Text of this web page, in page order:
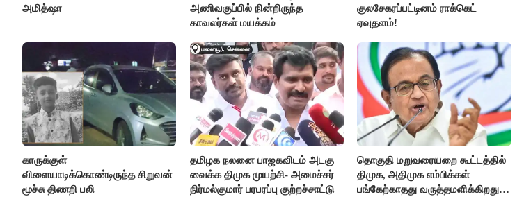
அமித்ஷா
அணிவகுப்பில் நின்றிருந்த
காவலர்கள் மயக்கம்
குலசேகரப்பட்டினம் ராக்கெட்
ஏவுதளம்!
காருக்குள்
விளையாடிக்கொண்டிருந்த சிறுவன்
மூச்சு திணறி பலி
தமிழக நலனை பாஜகவிடம் அடகு
வைக்க திமுக முயற்சி- அமைச்சர்
நிர்மல்குமார் பரபரப்பு குற்றச்சாட்டு
தொகுதி மறுவரையறை கூட்டத்தில்
திமுக, அதிமுக எம்பிக்கள்
பங்கேற்காதது வருத்தமளிக்கிறது-